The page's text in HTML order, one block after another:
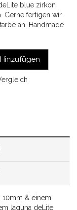
blue zirkon
Gerne fertigen wir
an. Handmade
10mm & einem
laguna deLite